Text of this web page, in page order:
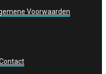
Voorwaarden